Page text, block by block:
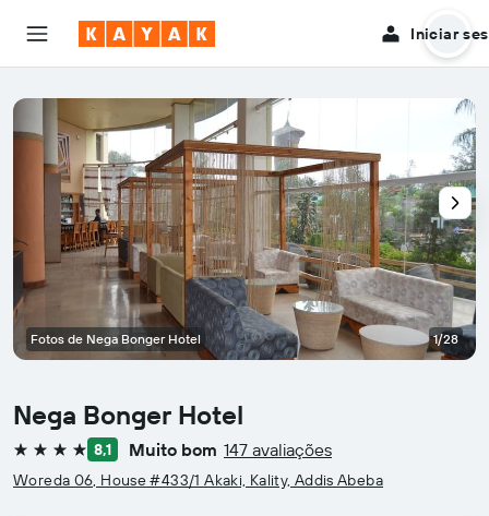
Iniciar
Nega Bonger Hotel
4 estrelas 8,1 Muito bom 147 avaliações
Woreda 06, House #433/1 Akaki, Kality, Addis Abeba
Fotos de Nega Bonger Hotel 1/28